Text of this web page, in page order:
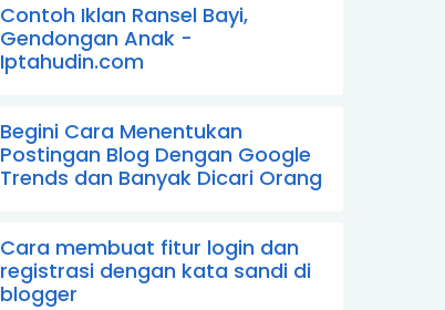
Contoh Iklan Ransel Bayi,
Gendongan Anak -
Iptahudin.com
Begini Cara Menentukan
Postingan Blog Dengan Google
Trends dan Banyak Dicari Orang
Cara membuat fitur login dan
registrasi dengan kata sandi di
blogger